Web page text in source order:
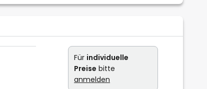
Für individuelle
Preise bitte
anmelden